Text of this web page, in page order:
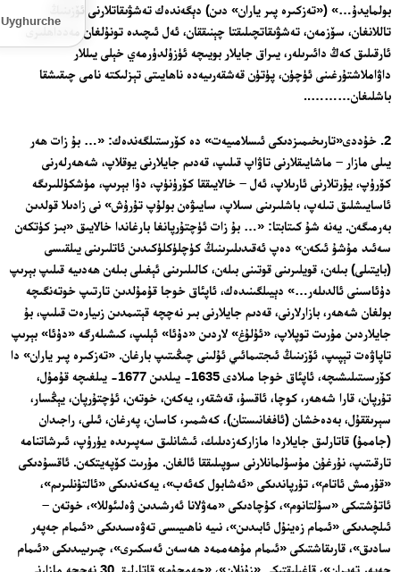
بولمايدۇ…» («تەزكىرە پىر ياران» دىن) دېگەندەك تەشۋىقاتلارنى ئۆزىنىڭ
تاللانغان، سۆزمەن، تەشۋىقاتچىلىقتا چېنىققان، ئەل ئىچىدە تونۇلغان مەدداھلىرى
ئارقىلىق كەڭ دائىرىلەر، يىراق جايلار بويىچە ئۈزۈلدۈرمەي خېلى يىللار
داۋاملاشتۇرغىنى ئۈچۈن، پۈتۈن قەشقەرىيەدە ناھايىتى تېزلىكتە نامى چىقىشقا
باشلىغان………..
2. خۇددى«تارىخىمىزدىكى ئىسلامىيەت» دە كۆرستىلگەندەك: «… بۇ زات ھەر
يىلى مازار – ماشايىقلارنى تاۋاپ قىلىپ، قەدىم جايلارنى يوقلاپ، شەھەرلەرنى
كۆرۈپ، يۇرتلارنى ئارىلاپ، ئەل – خالايىققا كۆرۈنۈپ، دۇا بېرىپ، مۈشكۈللىرىگە
ئاسايىشلىق تىلەپ، باشلىرىنى سىلاپ، سايىۋەن بولۇپ تۇرۇش» نى زادىلا قولدىن
بەرمىگەن. يەنە شۇ كىتابتا: «… بۇ زات ئۈچتۇرپانغا بارغاندا خالايىق «بىز كۈتكەن
سەئىد مۇشۇ ئىكەن» دەپ ئەقىدىلىرىنىڭ كۈچلۈكلۈكىدىن ئاتلىرىنى يىلقىسى
(بايتىلى) بىلەن، قويلىرىنى قوتىنى بىلەن، كالىلىرىنى ئېغىلى بىلەن ھەدىيە قىلىپ بېرىپ
دۇئاسىنى ئالدىلەر…» دېيىلگىنىدەك، ئاپئاق خوجا قۇمۇلدىن تارتىپ خوتەنگىچە
بولغان شەھەر، بازارلارنى، قەدىم جايلارنى بىر نەچچە قېتىمدىن زىيارەت قىلىپ، بۇ
جايلاردىن مۇرىت توپلاپ، «ئۇلۇغ» لاردىن «دۇئا» ئېلىپ، كىشىلەرگە «دۇئا» بېرىپ
تاپاۋەت تېپىپ، ئۆزىنىڭ ئىجتىمائىي ئۇلىنى چىڭىتىپ بارغان. «تەزكىرە پىر ياران» دا
كۆرسىتىلىشىچە، ئاپئاق خوجا مىلادى 1635- يىلدىن 1677- يىلغىچە قۇمۇل،
تۇرپان، قارا شەھەر، كوچا، ئاقسۇ، قەشقەر، يەكەن، خوتەن، ئۈچتۇرپان، يېڭسار،
سېرىققۇل، بەدەخشان (ئافغانىستان)، كەشمىر، كاسان، پەرغان، ئىلى، راجىدان
(جاممۇ) قاتارلىق جايلاردا مازاركەزدىلىك، ئىشانلىق سەپىرىدە يۈرۈپ، ئىرشاتنامە
تارقىتىپ، نۇرغۇن مۇسۇلمانلارنى سوپىلىققا ئالغان. مۇرىت كۆپەيتكەن. ئاقسۇدىكى
«قۇرمىش ئاتام»، تۇرپاندىكى «ئەشابول كەئەب»، يەكەندىكى «ئالتۇنلىرىم»،
ئاتۇشتىكى «سۇلتانوم»، كۇچادىكى «مەۋلانا ئەرشىدىن ۋەلىئوللا»، خوتەن –
ئىلچىدىكى «ئىمام زەينۇل ئابىدىن»، نىيە ناھىيىسى تەۋەسىدىكى «ئىمام جەپەر
سادىق»، قارىقاشتىكى «ئىمام مۇھەممەد ھەسەن ئەسكىرى»، چىرىيىدىكى «ئىمام
جەپەر تەيران»، قاغىلىقتىكى «زۇنلان»، «جەمجۇم» قاتارلىق 30 نەچچە مازارنى
Uyghurche